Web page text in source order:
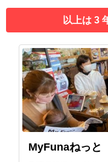
以上は 3
MyFunaねっと